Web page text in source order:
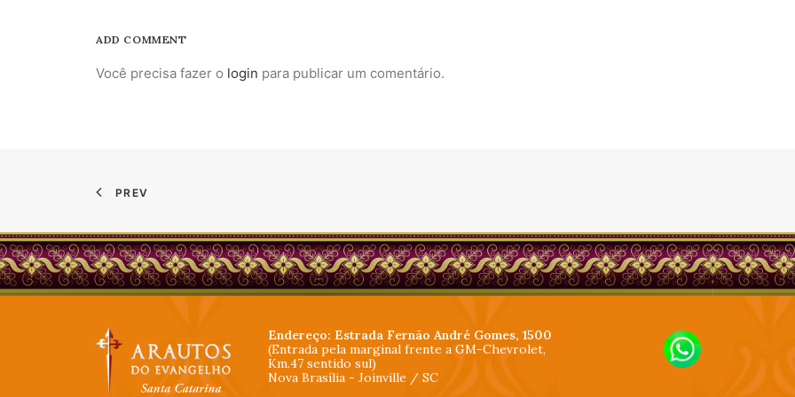
ADD COMMENT
Você precisa fazer o login para publicar um comentário.
PREV
Endereço: Estrada Fernão André Gomes, 1500
(Entrada pela marginal frente a GM-Chevrolet,
Km.47 sentido sul)
Nova Brasília - Joinville / SC